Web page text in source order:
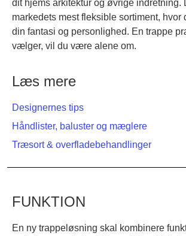
dit hjems arkitektur og øvrige indretning.
markedets mest fleksible sortiment, hvor
din fantasi og personlighed. En trappe
vælger, vil du være alene om.
Læs mere
Designernes tips
Håndlister, baluster og mæglere
Træsort & overfladebehandlinger
FUNKTION
En ny trappeløsning skal kombinere